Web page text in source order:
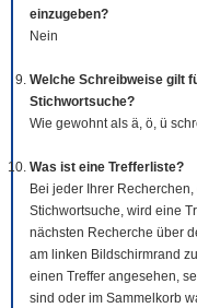
einzugeben?
Nein
Welche Schreibweise gilt
Stichwortsuche?
Wie gewohnt als ä, ö, ü
Was ist eine Trefferliste?
Bei jeder Ihrer
Stichwortsuche, wird eine
nächsten Recherche über
am linken Bildschirmrand
einen Treffer angesehen,
sind oder im Sammelkorb